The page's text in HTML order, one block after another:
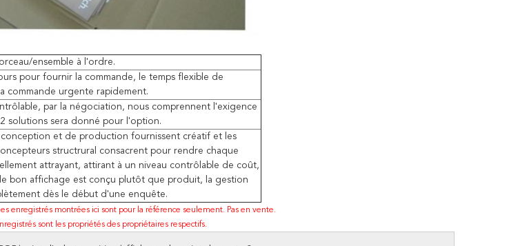
ensemble à l'ordre.
pour fournir la commande, le temps flexible de
commande urgente rapidement.
par la négociation, nous comprennent l'exigence
solutions sera donné pour l'option.
et de production fournissent créatif et les
structrural consacrent pour rendre chaque
attrayant, attirant à un niveau contrôlable de coût,
bon affichage est conçu plutôt que produit, la gestion
dès le début d'une enquête.
enregistrés montrées ici sont pour la référence seulement. Pas en vente.
sont les propriétés des propriétaires respectifs.